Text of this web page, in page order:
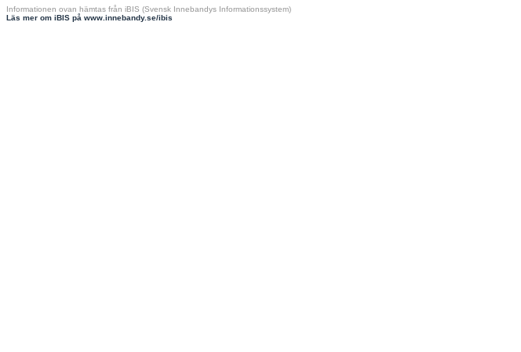
Informationen ovan hämtas från iBIS (Svensk Innebandys Informationssystem)
Läs mer om iBIS på www.innebandy.se/ibis